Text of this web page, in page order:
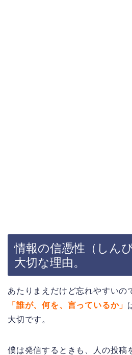
情報の信憑性（しん
大切な理由。
あたりまえだけど忘れやすいの
「誰が、何を、言っているか」
大切です。
僕は発信するときも、人の投稿